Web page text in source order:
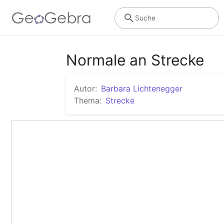
Suche
Normale an Strecke
Autor: Barbara Lichtenegger
Thema: Strecke